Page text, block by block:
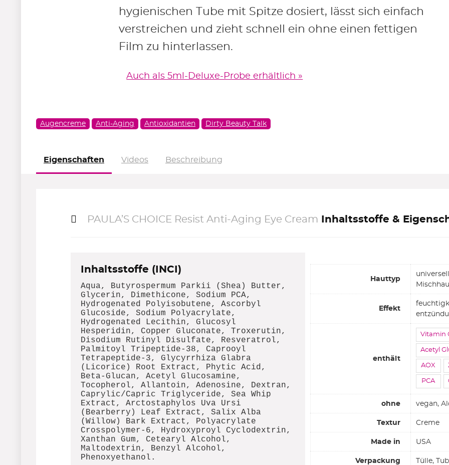
hygienischen Tube mit Spitze dosiert, lässt sich einfach
verstreichen und zieht schnell ein ohne einen fettigen
Film zu hinterlassen.
Auch als 5ml-Deluxe-Probe erhältlich »
Augencreme Anti-Aging Antioxidantien Dirty Beauty Talk
Eigenschaften Videos Beschreibung
PAULA’S CHOICE Resist Anti-Aging Eye Cream Inhaltsstoffe &
Inhaltsstoffe (INCI)
Aqua, Butyrospermum Parkii (Shea) Butter,
Glycerin, Dimethicone, Sodium PCA,
Hydrogenated Polyisobutene, Ascorbyl
Glucoside, Sodium Polyacrylate,
Hydrogenated Lecithin, Glucosyl
Hesperidin, Copper Gluconate, Troxerutin,
Disodium Rutinyl Disulfate, Resveratrol,
Palmitoyl Tripeptide-38, Caprooyl
Tetrapeptide-3, Glycyrrhiza Glabra
(Licorice) Root Extract, Phytic Acid,
Beta-Glucan, Acetyl Glucosamine,
Tocopherol, Allantoin, Adenosine, Dextran,
Caprylic/Capric Triglyceride, Sea Whip
Extract, Arctostaphylos Uva Ursi
(Bearberry) Leaf Extract, Salix Alba
(Willow) Bark Extract, Polyacrylate
Crosspolymer-6, Hydroxyproyl Cyclodextrin,
Xanthan Gum, Cetearyl Alcohol,
Maltodextrin, Benzyl Alcohol,
Phenoxyethanol.
Hauttyp
Effekt
enthält
Vitamin
Acetyl
AOX
PCA
ohne vegan,
Textur Creme
Made in USA
Verpackung Tülle,